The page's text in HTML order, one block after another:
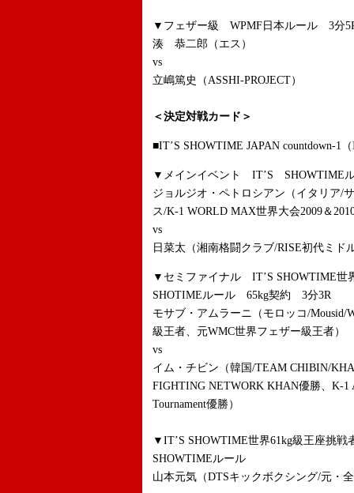
▼フェザー級 WPMF日本ルール 3分
湊 恭二郎（エス）
vs
立嶋篤史（ASSHI-PROJECT）
＜決定対戦カード＞
■IT’S SHOWTIME JAPAN countdown-1
▼メインイベント IT’S SHOWTIME
ジョルジオ・ペトロシアン（イタリア/
ス/K-1 WORLD MAX世界大会2009＆
vs
日菜太（湘南格闘クラブ/RISE初代ミド
▼セミファイナル IT’S SHOWTIME世
SHOTIMEルール 65kg契約 3分3R
モサブ・アムラーニ（モロッコ/
級王者、元WMC世界フェザー級王者）
vs
イム・チビン（韓国/TEAM CHIBIN/
FIGHTING NETWORK KHAN優勝、K-
Tournament優勝）
▼IT’S SHOWTIME世界61kg級王座
SHOWTIMEルール
山本元気（DTSキックボクシング/元・